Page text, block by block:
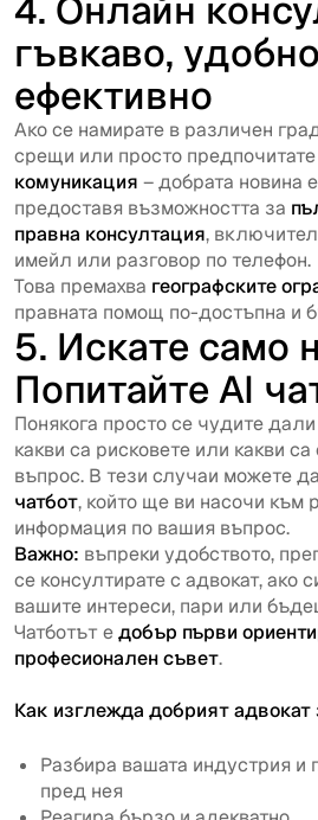
4. Онлайн
гъвкаво,
ефективно
Ако се намирате в различен
срещи или просто предпочитате
комуникация – добрата новина
предоставя възможността за
правна консултация,
имейл или разговор по телефон.
Това премахва географските
правната помощ по-достъпна и
5. Искате само
Попитайте AI
Понякога просто се чудите
какви са рисковете или какви
въпрос. В тези случаи можете
чатбот, който ще ви насочи към
информация по вашия въпрос.
Важно: въпреки удобството,
се консултирате с адвокат, ако
вашите интереси, пари или
Чатботът едобър първи
професионален съвет.
Как изглежда добрият адвокат
Разбира вашата индустрия и
пред нея